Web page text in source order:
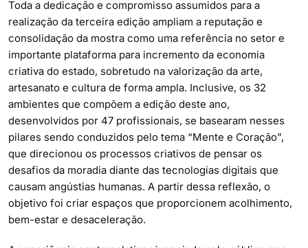
Toda a dedicação e compromisso assumidos para a
realização da terceira edição ampliam a reputação e
consolidação da mostra como uma referência no setor e
importante plataforma para incremento da economia
criativa do estado, sobretudo na valorização da arte,
artesanato e cultura de forma ampla. Inclusive, os 32
ambientes que compõem a edição deste ano,
desenvolvidos por 47 profissionais, se basearam nesses
pilares sendo conduzidos pelo tema “Mente e Coração”,
que direcionou os processos criativos de pensar os
desafios da moradia diante das tecnologias digitais que
causam angústias humanas. A partir dessa reflexão, o
objetivo foi criar espaços que proporcionem acolhimento,
bem-estar e desaceleração.